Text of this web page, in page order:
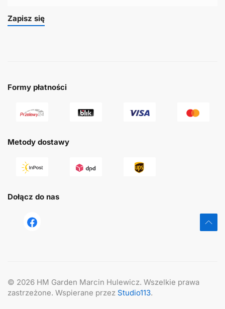
Zapisz się
Formy płatności
Metody dostawy
Dołącz do nas
© 2026 HM Garden Marcin Hulewicz. Wszelkie prawa
zastrzeżone. Wspierane przez Studio113.